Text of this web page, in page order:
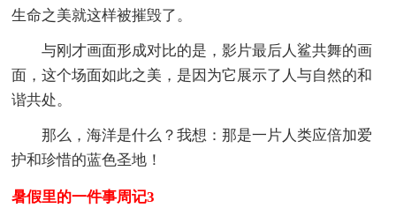
生命之美就这样被摧毁了。
与刚才画面形成对比的是，影片最后人鲨共舞的画
面，这个场面如此之美，是因为它展示了人与自然的和
谐共处。
那么，海洋是什么？我想：那是一片人类应倍加爱
护和珍惜的蓝色圣地！
暑假里的一件事周记3